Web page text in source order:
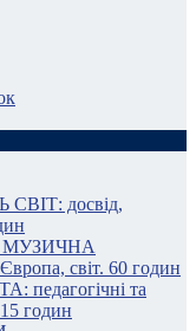
досвід,
МУЗИЧНА
світ. 60 годин
та
годин